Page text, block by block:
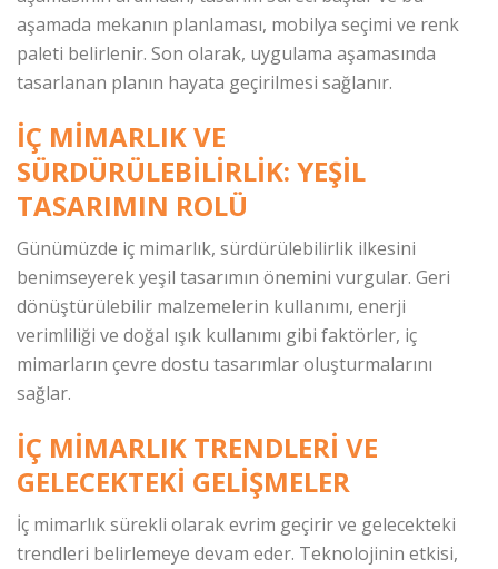
aşamada mekanın planlaması, mobilya seçimi ve renk
paleti belirlenir. Son olarak, uygulama aşamasında
tasarlanan planın hayata geçirilmesi sağlanır.
İÇ MIMARLIK VE
SÜRDÜRÜLEBILIRLIK: YEŞIL
TASARIMIN ROLÜ
Günümüzde iç mimarlık, sürdürülebilirlik ilkesini
benimseyerek yeşil tasarımın önemini vurgular. Geri
dönüştürülebilir malzemelerin kullanımı, enerji
verimliliği ve doğal ışık kullanımı gibi faktörler, iç
mimarların çevre dostu tasarımlar oluşturmalarını
sağlar.
İÇ MIMARLIK TRENDLERI VE
GELECEKTEKI GELIŞMELER
İç mimarlık sürekli olarak evrim geçirir ve gelecekteki
trendleri belirlemeye devam eder. Teknolojinin etkisi,